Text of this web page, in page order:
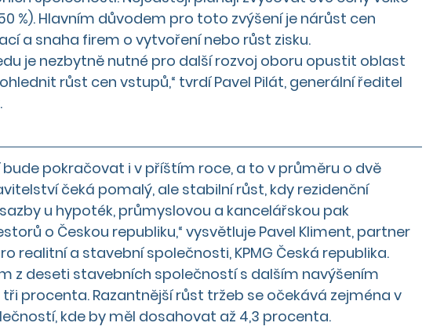
%). Hlavním důvodem pro toto zvýšení je nárůst cen
a snaha firem o vytvoření nebo růst zisku.
je nezbytně nutné pro další rozvoj oboru opustit oblast
růst cen vstupů,“ tvrdí Pavel Pilát, generální ředitel
pokračovat i v příštím roce, a to v průměru o dvě
čeká pomalý, ale stabilní růst, kdy rezidenční
u hypoték, průmyslovou a kancelářskou pak
o Českou republiku,“ vysvětluje Pavel Kliment, partner
realitní a stavební společnosti, KPMG Česká republika.
z deseti stavebních společností s dalším navýšením
procenta. Razantnější růst tržeb se očekává zejména v
kde by měl dosahovat až 4,3 procenta.